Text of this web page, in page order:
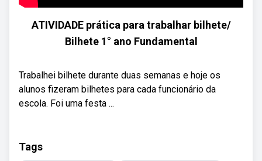
ATIVIDADE prática para trabalhar bilhete/
Bilhete 1° ano Fundamental
Trabalhei bilhete durante duas semanas e hoje os
alunos fizeram bilhetes para cada funcionário da
escola. Foi uma festa ...
Tags